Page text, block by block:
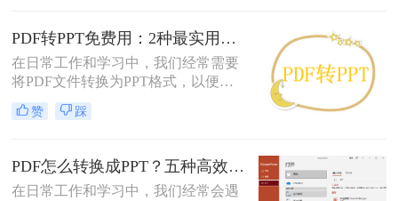
而，当这些静态内容需要被进一步编
辑或在公共场合展示时，将其转换为
PPT格式成为了一种常见的需求。那
么PDF如何转为PPT呢？本文将详细
介绍三种将PDF转换为PPT的方法，
帮助您根据自己的实际需求选择最合
PDF转PPT免费用：2种最实用的操作路径和避坑要点！
在日常工作和学习中，我们经常需要
将PDF文件转换为PPT格式，以便进
行演示或编辑。那么怎么把pdf转换成
ppt免费呢？本文将介绍两种免费将
完成转换任务。
赞 踩
PDF怎么转换成PPT？五种高效方法，适用不同场景全解析！
在日常工作和学习中，我们经常会遇